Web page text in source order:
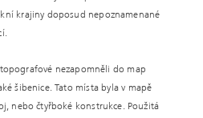
krajiny doposud nepoznamenané
nezapomněli do map
šibenice. Tato místa byla v mapě
nebo čtyřboké konstrukce. Použitá